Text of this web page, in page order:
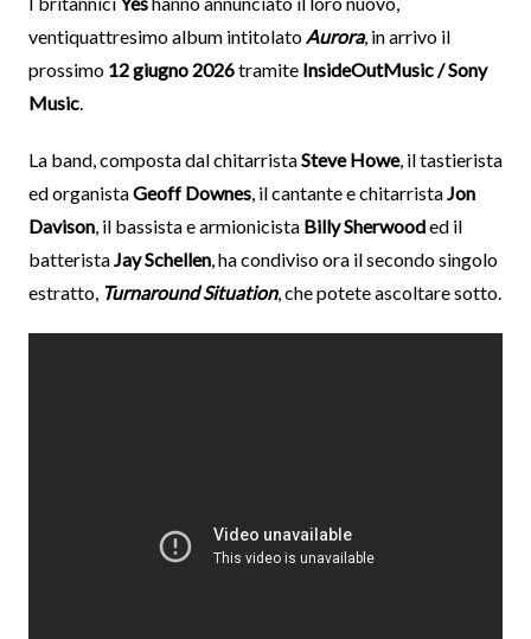
ventiquattresimo album intitolatoAurora, in arrivo il
prossimo 12 giugno 2026tramite InsideOutMusic / Sony
Music.
La band, composta dal chitarristaSteve Howe, il tastierista
ed organistaGeoff Downes, il cantante e chitarrista Jon
Davison, il bassista e armionicista Billy Sherwooded il
batterista Jay Schellen, ha condiviso ora il secondo singolo
estratto, Turnaround Situation, che potete ascoltare sotto.